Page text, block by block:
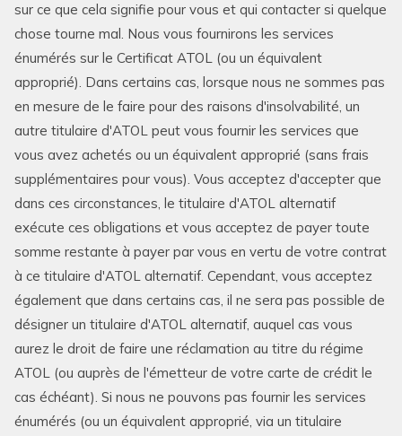
sur ce que cela signifie pour vous et qui contacter si quelque
chose tourne mal. Nous vous fournirons les services
énumérés sur le Certificat ATOL (ou un équivalent
approprié). Dans certains cas, lorsque nous ne sommes pas
en mesure de le faire pour des raisons d'insolvabilité, un
autre titulaire d'ATOL peut vous fournir les services que
vous avez achetés ou un équivalent approprié (sans frais
supplémentaires pour vous). Vous acceptez d'accepter que
dans ces circonstances, le titulaire d'ATOL alternatif
exécute ces obligations et vous acceptez de payer toute
somme restante à payer par vous en vertu de votre contrat
à ce titulaire d'ATOL alternatif. Cependant, vous acceptez
également que dans certains cas, il ne sera pas possible de
désigner un titulaire d'ATOL alternatif, auquel cas vous
aurez le droit de faire une réclamation au titre du régime
ATOL (ou auprès de l'émetteur de votre carte de crédit le
cas échéant). Si nous ne pouvons pas fournir les services
énumérés (ou un équivalent approprié, via un titulaire